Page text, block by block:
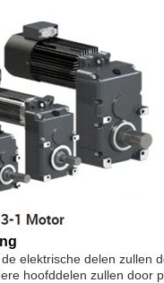
elektrische delen zullen
hoofddelen zullen door